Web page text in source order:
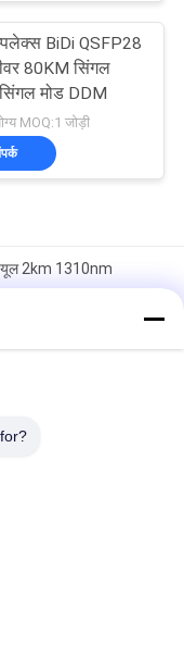
BiDi QSFP28
80KM सिंगल
मोड DDM
MOQ:1 जोड़ी
2km 1310nm
SMF QSFP28-100G-
फाइबर